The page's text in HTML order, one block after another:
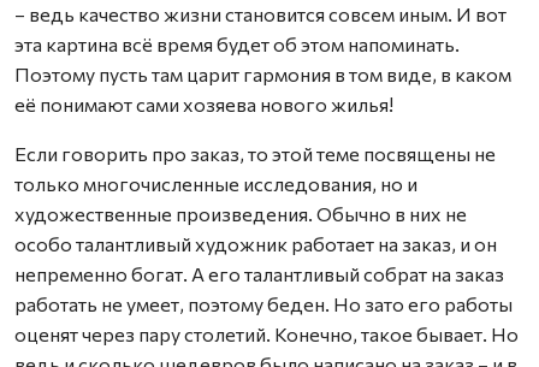
– ведь качество жизни становится совсем иным. И вот
эта картина всё время будет об этом напоминать.
Поэтому пусть там царит гармония в том виде, в каком
её понимают сами хозяева нового жилья!
Если говорить про заказ, то этой теме посвящены не
только многочисленные исследования, но и
художественные произведения. Обычно в них не
особо талантливый художник работает на заказ, и он
непременно богат. А его талантливый собрат на заказ
работать не умеет, поэтому беден. Но зато его работы
оценят через пару столетий. Конечно, такое бывает. Но